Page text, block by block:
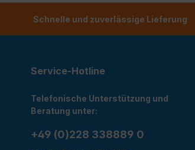
Schnelle und zuverlässige Lieferung
Service-Hotline
Telefonische Unterstützung und
Beratung unter:
+49 (0)228 338889 0